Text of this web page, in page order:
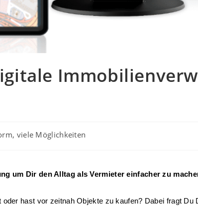
viele Möglichkeiten
um Dir den Alltag als Vermieter einfacher zu
hast vor zeitnah Objekte zu kaufen? Dabei fragt Du